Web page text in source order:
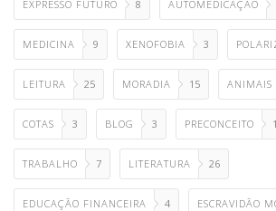
EXPRESSO FUTURO 8 AUTOMEDICAÇÃO
MEDICINA 9 XENOFOBIA 3
LEITURA 25 MORADIA 15 ANIMAIS
COTAS 3 BLOG 3 PRECONCEITO
TRABALHO 7 LITERATURA 26
EDUCAÇÃO FINANCEIRA 4 ESCRAVIDÃO